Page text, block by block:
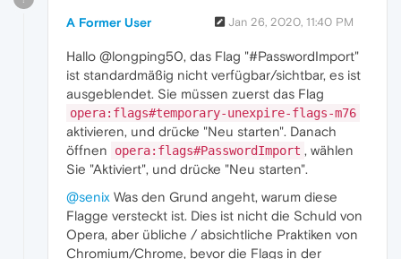
A Former User Jan 26, 2020, 11:40 PM
Hallo @longping50, das Flag "#PasswordImport"
ist standardmäßig nicht verfügbar/sichtbar, es ist
ausgeblendet. Sie müssen zuerst das Flag
opera:flags#temporary-unexpire-flags-m76
aktivieren, und drücke "Neu starten". Danach
öffnen
opera:flags#PasswordImport , wählen
Sie "Aktiviert", und drücke "Neu starten".
@senix Was den Grund angeht, warum diese
Flagge versteckt ist. Dies ist nicht die Schuld von
Opera, aber übliche / absichtliche Praktiken von
Chromium/Chrome, bevor die Flags in der